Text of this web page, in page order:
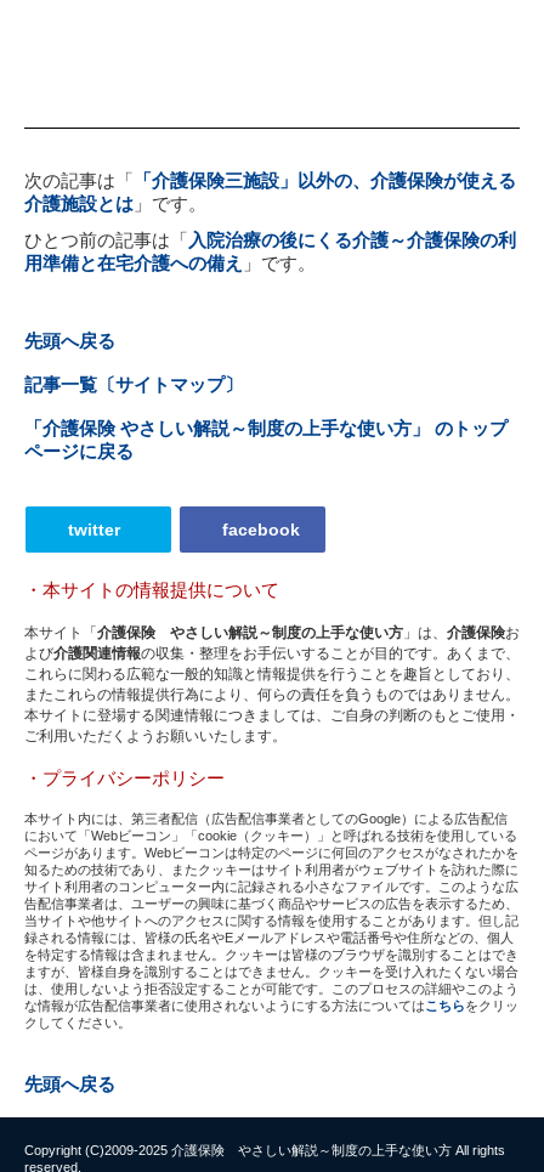
次の記事は「 「介護保険三施設」以外の、介護保険が使える
介護施設とは 」です。
ひとつ前の記事は「 入院治療の後にくる介護～介護保険の利
用準備と在宅介護への備え 」です。
先頭へ戻る
記事一覧〔サイトマップ〕
「介護保険 やさしい解説～制度の上手な使い方」 のトップ
ページに戻る
twitter facebook
・本サイトの情報提供について
本サイト「介護保険 やさしい解説～制度の上手な使い方 」は、 介護保険お
よび介護関連情報の収集・整理をお手伝いすることが目的です。あくまで、
これらに関わる広範な一般的知識と情報提供を行うことを趣旨としており、
またこれらの情報提供行為により、何らの責任を負うものではありません。
本サイトに登場する関連情報につきましては、ご自身の判断のもとご使用・
ご利用いただくようお願いいたします。
・プライバシーポリシー
本サイト内には、第三者配信（広告配信事業者としてのGoogle）による広告配信
において「Webビーコン」「cookie（クッキー）」と呼ばれる技術を使用している
ページがあります。Webビーコンは特定のページに何回のアクセスがなされたかを
知るための技術であり、またクッキーはサイト利用者がウェブサイトを訪れた際に
サイト利用者のコンピューター内に記録される小さなファイルです。このような広
告配信事業者は、ユーザーの興味に基づく商品やサービスの広告を表示するため、
当サイトや他サイトへのアクセスに関する情報を使用することがあります。但し記
録される情報には、皆様の氏名やEメールアドレスや電話番号や住所などの、個人
を特定する情報は含まれません。クッキーは皆様のブラウザを識別することはでき
ますが、皆様自身を識別することはできません。クッキーを受け入れたくない場合
は、使用しないよう拒否設定することが可能です。このプロセスの詳細やこのよう
な情報が広告配信事業者に使用されないようにする方法についてはこちらをクリッ
クしてください。
先頭へ戻る
Copyright (C)2009-2025 介護保険 やさしい解説～制度の上手な使い方 All rights
reserved.